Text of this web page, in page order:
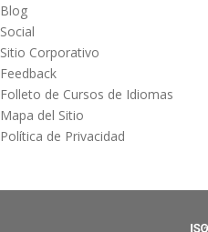
Blog
Social
Sitio Corporativo
Feedback
Folleto de Cursos de Idiomas
Mapa del Sitio
Política de Privacidad